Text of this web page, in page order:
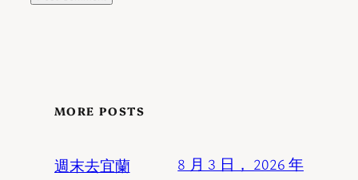
MORE POSTS
週末去宜蘭 8 月 3 日， 2026 年